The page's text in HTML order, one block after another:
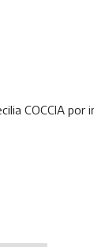
COCCIA